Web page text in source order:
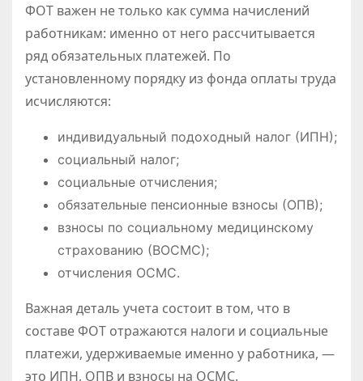
ФОТ важен не только как сумма начислений
работникам: именно от него рассчитывается
ряд обязательных платежей. По
установленному порядку из фонда оплаты труда
исчисляются:
индивидуальный подоходный налог (ИПН);
социальный налог;
социальные отчисления;
обязательные пенсионные взносы (ОПВ);
взносы по социальному медицинскому
страхованию (ВОСМС);
отчисления ОСМС.
Важная деталь учета состоит в том, что в
составе ФОТ отражаются налоги и социальные
платежи, удерживаемые именно у работника, —
это ИПН, ОПВ и взносы на ОСМС.